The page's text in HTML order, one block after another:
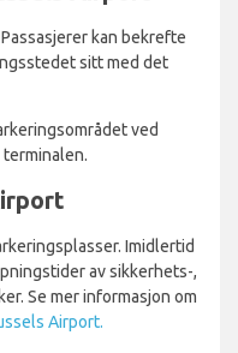
kan bekrefte
sitt med det
ved
Imidlertid
av sikkerhets-,
Se mer informasjon om
Airport.